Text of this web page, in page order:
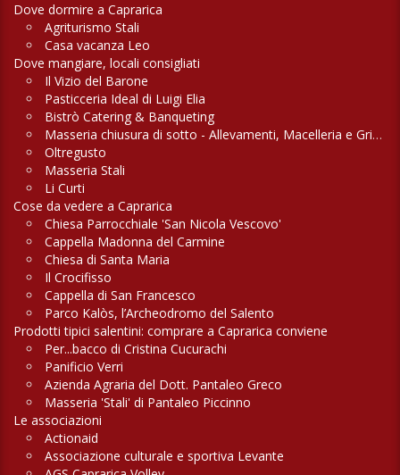
Dove dormire a Caprarica
Agriturismo Stali
Casa vacanza Leo
Dove mangiare, locali consigliati
Il Vizio del Barone
Pasticceria Ideal di Luigi Elia
Bistrò Catering & Banqueting
Masseria chiusura di sotto - Allevamenti, Macelleria e Griglieria
Oltregusto
Masseria Stali
Li Curti
Cose da vedere a Caprarica
Chiesa Parrocchiale 'San Nicola Vescovo'
Cappella Madonna del Carmine
Chiesa di Santa Maria
Il Crocifisso
Cappella di San Francesco
Parco Kalòs, l’Archeodromo del Salento
Prodotti tipici salentini: comprare a Caprarica conviene
Per...bacco di Cristina Cucurachi
Panificio Verri
Azienda Agraria del Dott. Pantaleo Greco
Masseria 'Stali' di Pantaleo Piccinno
Le associazioni
Actionaid
Associazione culturale e sportiva Levante